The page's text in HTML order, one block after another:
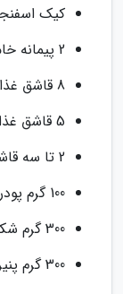
کیک
2 پیمانه خامه فرم گرفته
8 قاشق غذاخوری آب جوش
5 قاشق غذاخوری نسکافه یا قهوه
2 تا سه قاشق غذاخوری پودر کاکائو
100 گرم پودر قند
300 گرم شکلات تلخ
300 گرم پنیر ماسکارپونه